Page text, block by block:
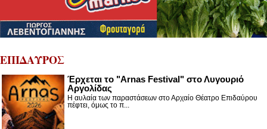
ΕΠΙΔΑΥΡΟΣ
Έρχεται το "Arnas Festival" στο Λυγουριό
Αργολίδας
Η αυλαία των παραστάσεων στο Αρχαίο Θέατρο Επιδαύρου
πέφτει, όμως το π...